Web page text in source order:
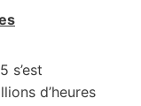
s’est
d’heures